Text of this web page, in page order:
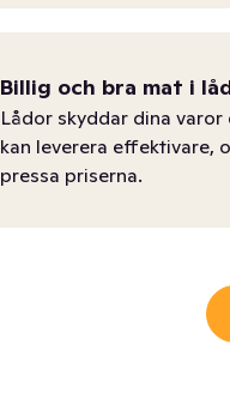
Billig och bra mat i
Lådor skyddar dina
kan leverera effektivare,
pressa priserna.